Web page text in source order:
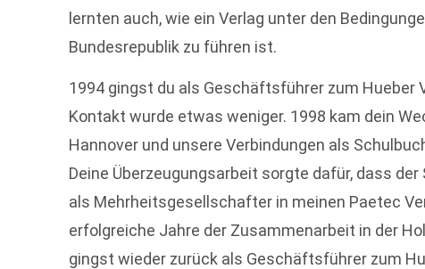
lernten auch, wie ein Verlag unter den
Bundesrepublik zu führen ist.
1994 gingst du als Geschäftsführer zum Hueber
Kontakt wurde etwas weniger. 1998 kam dein
Hannover und unsere Verbindungen als
Deine Überzeugungsarbeit sorgte dafür, dass
als Mehrheitsgesellschafter in meinen Paetec
erfolgreiche Jahre der Zusammenarbeit in der
gingst wieder zurück als Geschäftsführer zum